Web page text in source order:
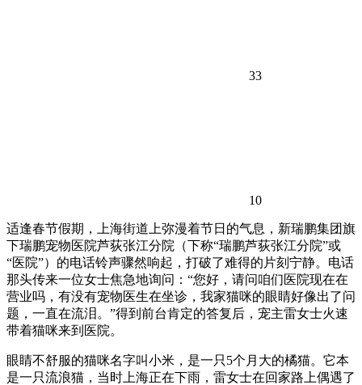
33
10
适逢春节假期，上海街道上弥漫着节日的气息，新瑞鹏集团旗
下瑞鹏宠物医院芦荻张江分院（下称“瑞鹏芦荻张江分院”或
“医院”）的电话铃声骤然响起，打破了难得的片刻宁静。电话
那头传来一位女士焦急地询问：“您好，请问咱们医院现在在
营业吗，有没有宠物医生在坐诊，我家猫咪的眼睛好像出了问
题，一直在流泪。”得到前台肯定的答复后，宠主雷女士火速
带着猫咪来到医院。
眼睛不舒服的猫咪名字叫小米，是一只5个月大的橘猫。它本
是一只流浪猫，当时上海正在下雨，雷女士在回家路上偶遇了